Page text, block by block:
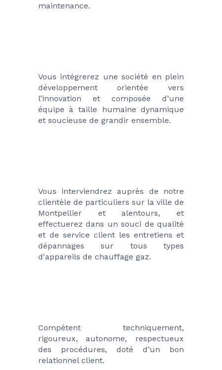
maintenance.
Vous intégrerez une société en plein
développement orientée vers
l’innovation et composée d’une
équipe à taille humaine dynamique
et soucieuse de grandir ensemble.
Vous interviendrez auprès de notre
clientèle de particuliers sur la ville de
Montpellier et alentours, et
effectuerez dans un souci de qualité
et de service client les entretiens et
dépannages sur tous types
d'appareils de chauffage gaz.
Compétent techniquement,
rigoureux, autonome, respectueux
des procédures, doté d’un bon
relationnel client.